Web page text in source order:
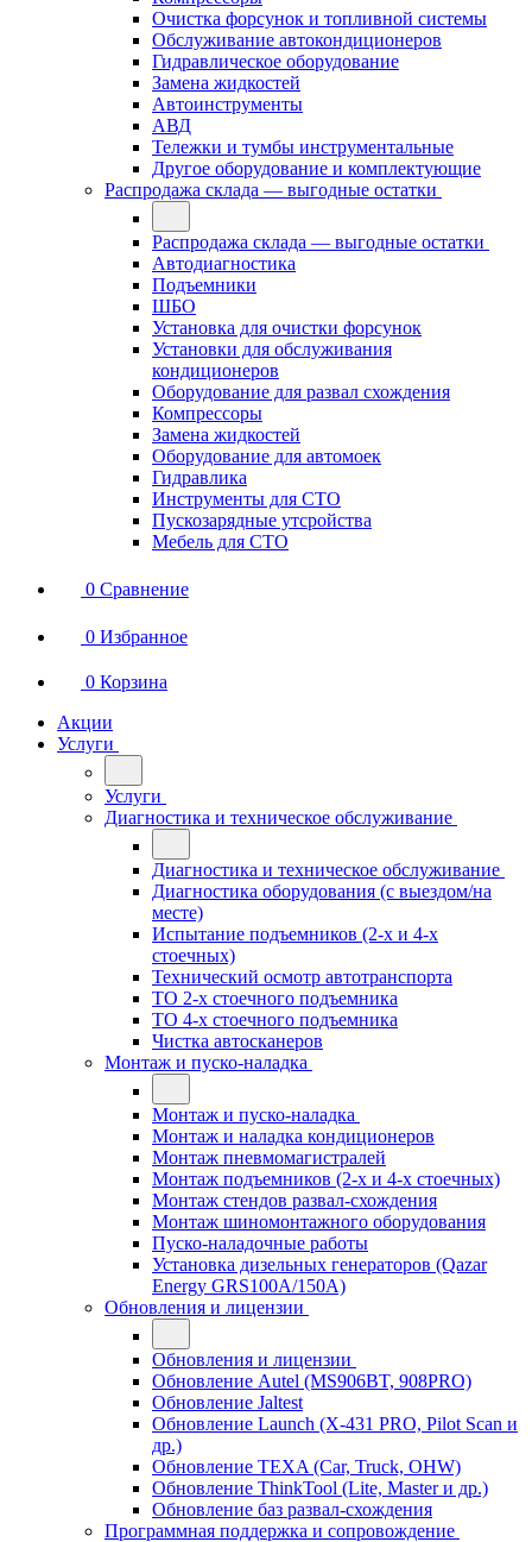
Очистка форсунок и топливной системы
Обслуживание автокондиционеров
Гидравлическое оборудование
Замена жидкостей
Автоинструменты
АВД
Тележки и тумбы инструментальные
Другое оборудование и комплектующие
Распродажа склада — выгодные остатки
Распродажа склада — выгодные остатки
Автодиагностика
Подъемники
ШБО
Установка для очистки форсунок
Установки для обслуживания
кондиционеров
Оборудование для развал схождения
Компрессоры
Замена жидкостей
Оборудование для автомоек
Гидравлика
Инструменты для СТО
Пускозарядные утсройства
Мебель для СТО
0 Сравнение
0 Избранное
0 Корзина
Акции
Услуги
Услуги
Диагностика и техническое обслуживание
Диагностика и техническое обслуживание
Диагностика оборудования (с выездом/на
месте)
Испытание подъемников (2-х и 4-х
стоечных)
Технический осмотр автотранспорта
ТО 2-х стоечного подъемника
ТО 4-х стоечного подъемника
Чистка автосканеров
Монтаж и пуско-наладка
Монтаж и пуско-наладка
Монтаж и наладка кондиционеров
Монтаж пневмомагистралей
Монтаж подъемников (2-х и 4-х стоечных)
Монтаж стендов развал-схождения
Монтаж шиномонтажного оборудования
Пуско-наладочные работы
Установка дизельных генераторов (Qazar
Energy GRS100A/150A)
Обновления и лицензии
Обновления и лицензии
Обновление Autel (MS906BT, 908PRO)
Обновление Jaltest
Обновление Launch (X-431 PRO, Pilot Scan и
др.)
Обновление TEXA (Car, Truck, OHW)
Обновление ThinkTool (Lite, Master и др.)
Обновление баз развал-схождения
Программная поддержка и сопровождение